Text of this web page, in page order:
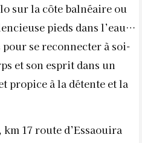
sur la côte balnéaire ou
pieds dans l’eau…
se reconnecter à soi-
et son esprit dans un
propice à la détente et la
17 route d’Essaouira